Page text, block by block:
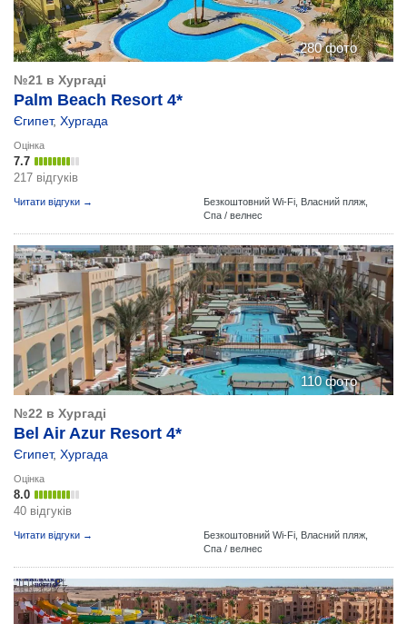
280 фото
№21 в Хургаді
Palm Beach Resort 4*
Єгипет, Хургада
Оцінка
7.7
217 відгуків
Читати відгуки → Безкоштовний Wi-Fi, Власний пляж,
Спа / велнес
110 фото
№22 в Хургаді
Bel Air Azur Resort 4*
Єгипет, Хургада
Оцінка
8.0
40 відгуків
Читати відгуки → Безкоштовний Wi-Fi, Власний пляж,
Спа / велнес